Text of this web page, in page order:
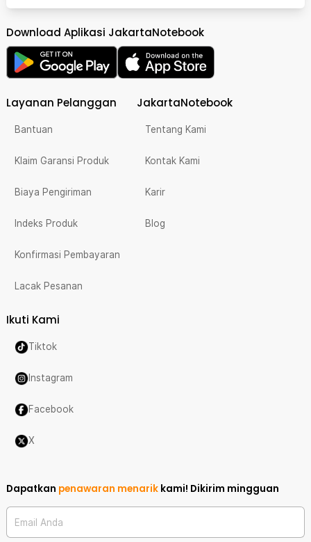
Download Aplikasi JakartaNotebook
Layanan Pelanggan
Bantuan
Klaim Garansi Produk
Biaya Pengiriman
Indeks Produk
Konfirmasi Pembayaran
Lacak Pesanan
JakartaNotebook
Tentang Kami
Kontak Kami
Karir
Blog
Ikuti Kami
Tiktok
Instagram
Facebook
X
Dapatkan penawaran menarik kami! Dikirim mingguan
Email Anda